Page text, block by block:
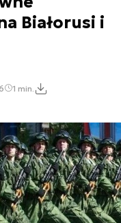
Białorusi i
1 min.